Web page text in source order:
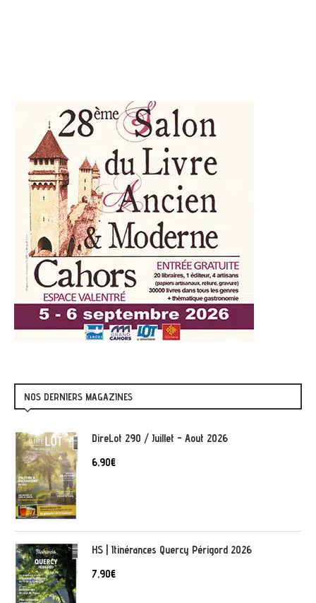
NOS DERNIERS MAGAZINES
DireLot 290 / Juillet - Aout 2026
6,90€
HS | Itinérances Quercy Périgord 2026
7,90€